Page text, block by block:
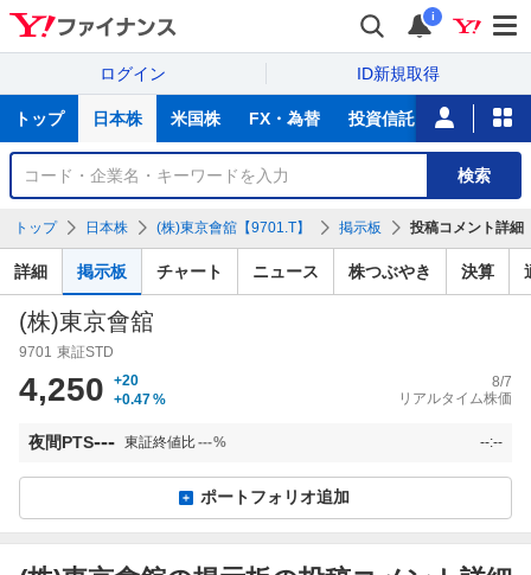
i
ログイン ID新規取得
サ
トップ 日本株 米国株 FX・為替 投資信託 ニュース
銘
検
索
検索
トップ 日本株 (株)東京會舘【9701.T】 掲示板 投稿コメント詳細
詳細 掲示板 チャート ニュース 株つぶやき 決算
(株)東京會舘
9701 東証STD
4,250
+20
+0.47%
8/7
リアルタイム株価
夜間PTS--- 東証終値比---% --:--
ポートフォリオ追加